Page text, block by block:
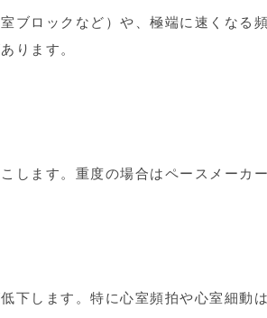
ブロックなど）や、極端に速くなる
ります。
します。重度の場合はペースメーカー
下します。特に心室頻拍や心室細動